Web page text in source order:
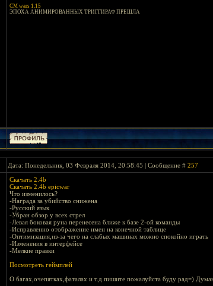
CM wars 1.15
ЭПОХА АНИМИРОВАННЫХ ТРИГГИРАФ ПРЕШЛА
Дата: Понедельник, 03 Февраля 2014, 20:58:45 | Сообщение # 257
Скачать 2.4b
Скачать 2.4b epicwar
Что изменилось?
-Награда за убийство снижена
-Русский язык
-Убран обзор у всех стрел
-Левая боковая руна перенесена ближе к базе 2-ой команды
-Исправленно отображение имен на конечной таблице
-Оптимизация,из-за чего на слабых машинах можно спокойно играть
-Изменения в интерфейсе
-Мелкие правки
Посмотреть геймплей
О багах,очепятках,фаталах и т.д пишите пожалуйста буду рад=)